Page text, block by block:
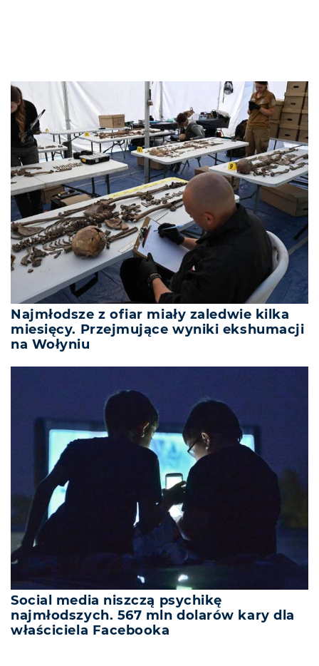
Najmłodsze z ofiar miały zaledwie kilka
miesięcy. Przejmujące wyniki ekshumacji
na Wołyniu
Social media niszczą psychikę
najmłodszych. 567 mln dolarów kary dla
właściciela Facebooka